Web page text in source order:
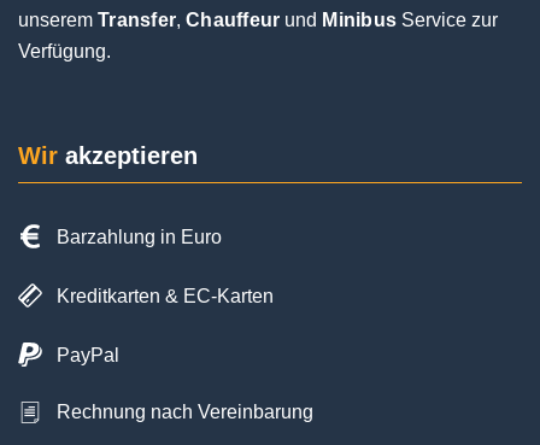
Sehr guter Service.Der Fahrer war pünktlich und
trotz Flugverspätung und langes Warten am
Gepäckband.Der Fahrer war superfreundlich und
Reise
Posted on
unserem Transfer, Chauffeur und Minibus Service zur
Verfügung.
Wir akzeptieren
Barzahlung in Euro
Kreditkarten & EC-Karten
PayPal
Rechnung nach Vereinbarung